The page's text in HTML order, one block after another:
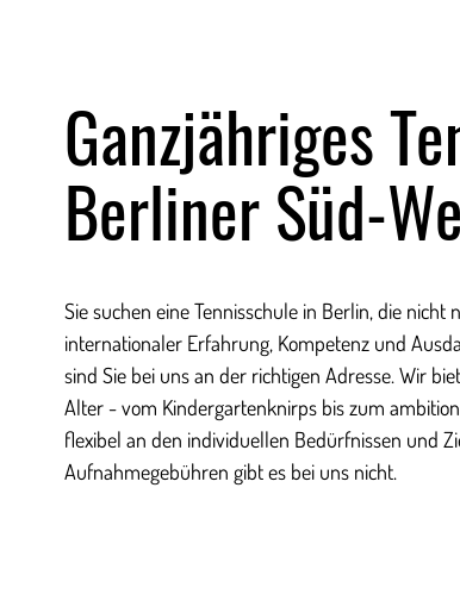
Ganzjähriges
Berliner Süd-
Sie suchen eine Tennisschule in Berlin, die
internationaler Erfahrung, Kompetenz und
sind Sie bei uns an der richtigen Adresse. Wir
Alter - vom Kindergartenknirps bis zum
flexibel an den individuellen Bedürfnissen und
Aufnahmegebühren gibt es bei uns nicht.